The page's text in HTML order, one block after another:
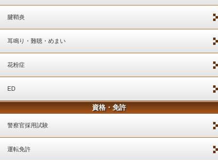
腱鞘炎
耳鳴り・難聴・めまい
花粉症
ED
資格・免許
警察官採用試験
運転免許